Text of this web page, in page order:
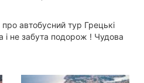
автобусний тур Грецькі
і не забута подорож ! Чудова